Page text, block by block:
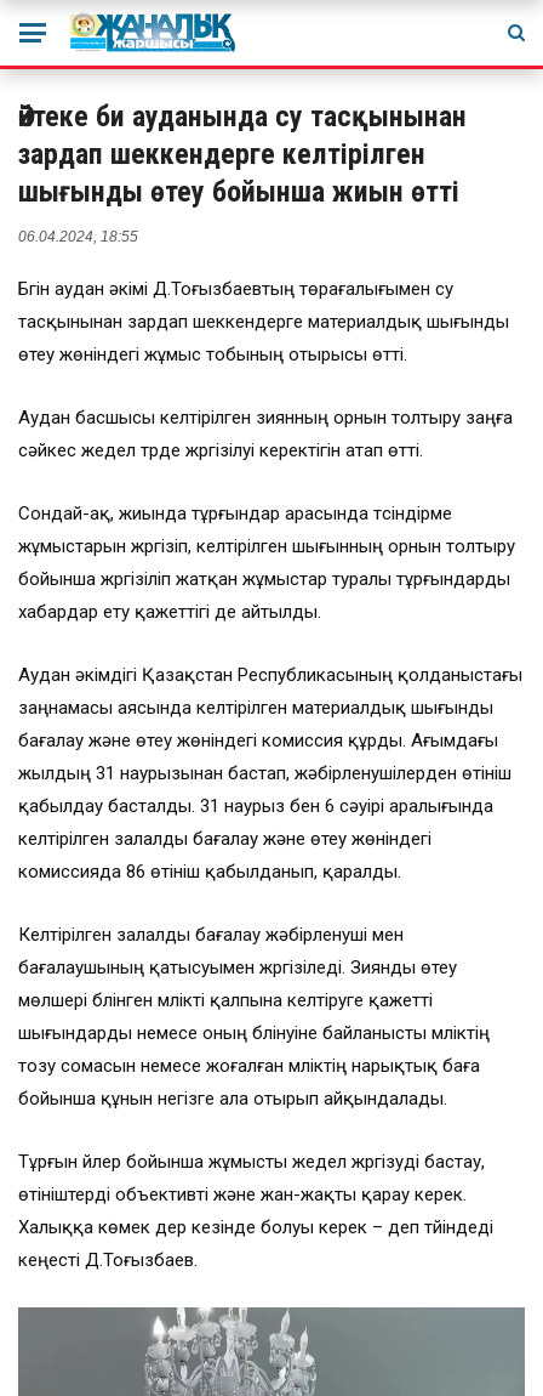
Әйтеке би ауданында су тасқынынан
зардап шеккендерге келтірілген
шығынды өтеу бойынша жиын өтті
06.04.2024, 18:55
Бүгін аудан әкімі Д.Тоғызбаевтың төрағалығымен су
тасқынынан зардап шеккендерге материалдық шығынды
өтеу жөніндегі жұмыс тобының отырысы өтті.
Аудан басшысы келтірілген зиянның орнын толтыру заңға
сәйкес жедел түрде жүргізілуі керектігін атап өтті.
Сондай-ақ, жиында тұрғындар арасында түсіндірме
жұмыстарын жүргізіп, келтірілген шығынның орнын толтыру
бойынша жүргізіліп жатқан жұмыстар туралы тұрғындарды
хабардар ету қажеттігі де айтылды.
Аудан әкімдігі Қазақстан Республикасының қолданыстағы
заңнамасы аясында келтірілген материалдық шығынды
бағалау және өтеу жөніндегі комиссия құрды. Ағымдағы
жылдың 31 наурызынан бастап, жәбірленушілерден өтініш
қабылдау басталды. 31 наурыз бен 6 сәуірі аралығында
келтірілген залалды бағалау және өтеу жөніндегі
комиссияда 86 өтініш қабылданып, қаралды.
Келтірілген залалды бағалау жәбірленуші мен
бағалаушының қатысуымен жүргізіледі. Зиянды өтеу
мөлшері бүлінген мүлікті қалпына келтіруге қажетті
шығындарды немесе оның бүлінуіне байланысты мүліктің
тозу сомасын немесе жоғалған мүліктің нарықтық баға
бойынша құнын негізге ала отырып айқындалады.
Тұрғын үйлер бойынша жұмысты жедел жүргізуді бастау,
өтініштерді объективті және жан-жақты қарау керек.
Халыққа көмек дер кезінде болуы керек – деп түйіндеді
кеңесті Д.Тоғызбаев.